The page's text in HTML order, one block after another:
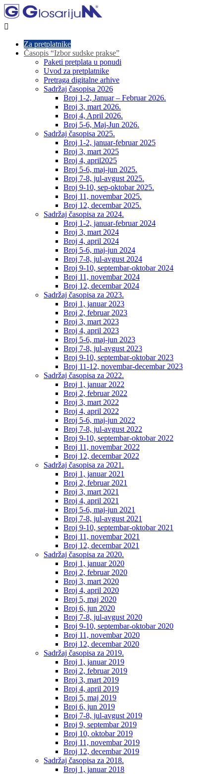

Za pretplatnike
Časopis “Izbor sudske prakse”
Paketi pretplata u ponudi
Uvod za pretplatnike
Pretraga digitalne arhive
Sadržaj časopisa 2026
Broj 1-2, Januar – Februar 2026.
Broj 3, mart 2026.
Broj 4, April 2026.
Broj 5-6, Maj-Jun 2026.
Sadržaj časopisa 2025.
Broj 1-2, januar-februar 2025
Broj 3, mart 2025
Broj 4, april2025
Broj 5-6, maj-jun 2025.
Broj 7-8, jul-avgust 2025.
Broj 9-10, sep-oktobar 2025.
Broj 11, novembar 2025.
Broj 12, decembar 2025.
Sadržaj časopisa za 2024.
Broj 1-2, januar-februar 2024
Broj 3, mart 2024
Broj 4, april 2024
Broj 5-6, maj-jun 2024
Broj 7-8, jul-avgust 2024
Broj 9-10, septembar-oktobar 2024
Broj 11, novembar 2024
Broj 12, decembar 2024
Sadržaj časopisa za 2023.
Broj 1, januar 2023
Broj 2, februar 2023
Broj 3, mart 2023
Broj 4, april 2023
Broj 5-6, maj-jun 2023
Broj 7-8, jul-avgust 2023
Broj 9-10, septembar-oktobar 2023
Broj 11-12, novembar-decembar 2023
Sadržaj časopisa za 2022.
Broj 1, januar 2022
Broj 2, februar 2022
Broj 3, mart 2022
Broj 4, april 2022
Broj 5-6, maj-jun 2022
Broj 7-8, jul-avgust 2022
Broj 9-10, septembar-oktobar 2022
Broj 11, novembar 2022
Broj 12, decembar 2022
Sadržaj časopisa za 2021.
Broj 1, januar 2021
Broj 2, februar 2021
Broj 3, mart 2021
Broj 4, april 2021
Broj 5-6, maj-jun 2021
Broj 7-8, jul-avgust 2021
Broj 9-10, septembar-oktobar 2021
Broj 11, novembar 2021
Broj 12, decembar 2021
Sadržaj časopisa za 2020.
Broj 1, januar 2020
Broj 2, februar 2020
Broj 3, mart 2020
Broj 4, april 2020
Broj 5, maj 2020
Broj 6, jun 2020
Broj 7-8, jul-avgust 2020
Broj 9-10, septembar-oktobar 2020
Broj 11, novembar 2020
Broj 12, decembar 2020
Sadržaj časopisa za 2019.
Broj 1, januar 2019
Broj 2, februar 2019
Broj 3, mart 2019
Broj 4, april 2019
Broj 5, maj 2019
Broj 6, jun 2019
Broj 7-8, jul-avgust 2019
Broj 9, septembar 2019
Broj 10, oktobar 2019
Broj 11, novembar 2019
Broj 12, decembar 2019
Sadržaj časopisa za 2018.
Broj 1, januar 2018